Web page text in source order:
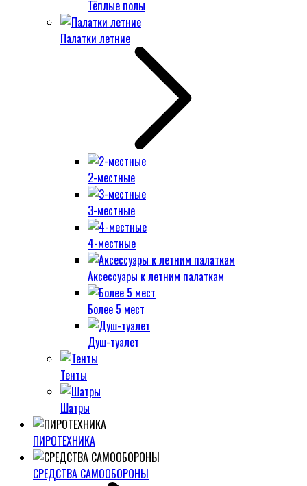
Тёплые полы
Палатки летние
2-местные
3-местные
4-местные
Аксессуары к летним палаткам
Более 5 мест
Душ-туалет
Тенты
Шатры
ПИРОТЕХНИКА
СРЕДСТВА САМООБОРОНЫ